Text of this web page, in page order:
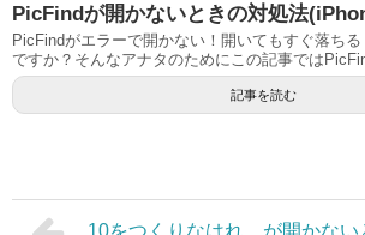
PicFindが開かないときの対処法
PicFindがエラーで開かない！開いてもすぐ落ち
ですか？そんなアナタのためにこの記事では
記事を読む
10をつくりなはれ。が開かない